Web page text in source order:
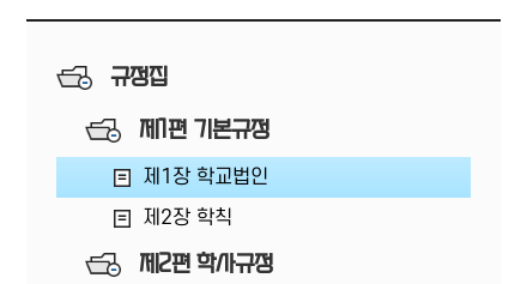
규정집
제1편 기본규정
제1장 학교법인
제2장 학칙
제2편 학사규정